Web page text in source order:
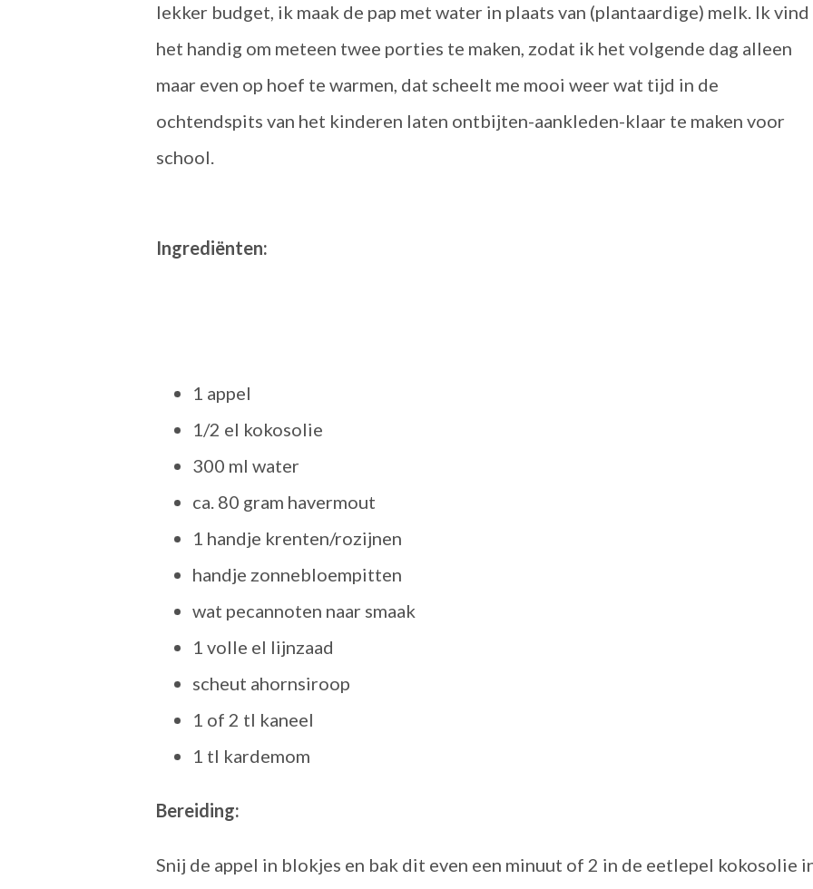
lekker budget, ik maak de pap met water in plaats van (plantaardige) melk. Ik vind
het handig om meteen twee porties te maken, zodat ik het volgende dag alleen
maar even op hoef te warmen, dat scheelt me mooi weer wat tijd in de
ochtendspits van het kinderen laten ontbijten-aankleden-klaar te maken voor
school.
Ingrediënten:
1 appel
1/2 el kokosolie
300 ml water
ca. 80 gram havermout
1 handje krenten/rozijnen
handje zonnebloempitten
wat pecannoten naar smaak
1 volle el lijnzaad
scheut ahornsiroop
1 of 2 tl kaneel
1 tl kardemom
Bereiding:
Snij de appel in blokjes en bak dit even een minuut of 2 in de eetlepel kokosolie